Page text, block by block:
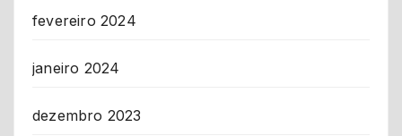
fevereiro 2024
janeiro 2024
dezembro 2023